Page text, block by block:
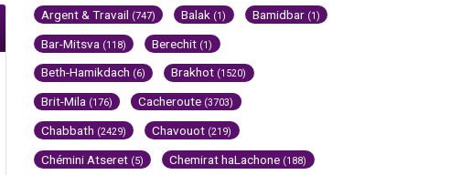
Argent & Travail (747) Balak (1) Bamidbar (1)
Bar-Mitsva (118) Berechit (1)
Beth-Hamikdach (6) Brakhot (1520)
Brit-Mila (176) Cacheroute (3703)
Chabbath (2429) Chavouot (219)
Chémini Atseret (5) Chemirat haLachone (188)